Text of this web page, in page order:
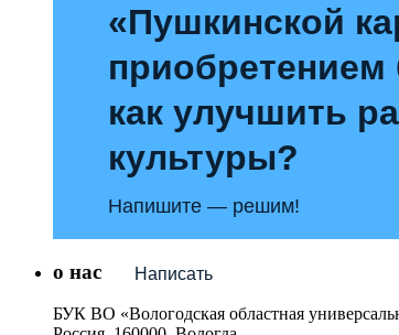
«Пушкинской
приобретением
как улучшить
культуры?
Напишите — решим!
Написать
о нас
БУК ВО «Вологодская областная